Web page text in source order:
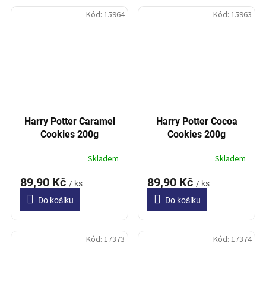
Harry Potter Caramel
Cookies 200g
Skladem
89,90 Kč / ks
Do košíku
Kód: 15964
Harry Potter Cocoa
Cookies 200g
Skladem
89,90 Kč / ks
Do košíku
Kód: 15963
Kód: 17373 Kód: 17374